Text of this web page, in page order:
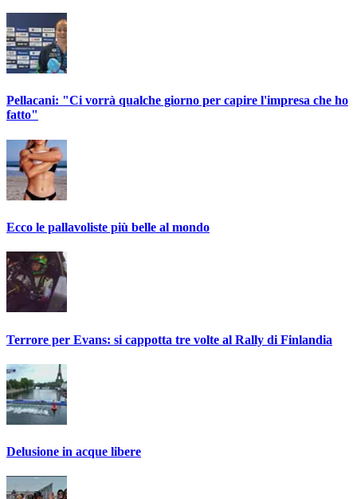
Pellacani: "Ci vorrà qualche giorno per capire l'impresa che ho
fatto"
Ecco le pallavoliste più belle al mondo
Terrore per Evans: si cappotta tre volte al Rally di Finlandia
Delusione in acque libere